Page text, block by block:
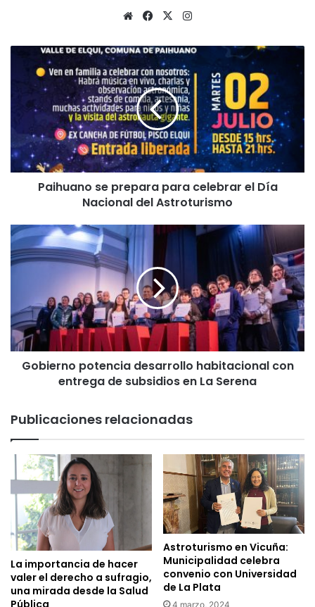
Sitio
Facebook
X
Paihuano
prepara
celebrar
Día
Nacional
del
Astroturismo
Paihuano se prepara para celebrar el Día
Nacional del Astroturismo
Gobierno
potencia
desarrollo
entrega
de
subsidios
en
Gobierno potencia desarrollo habitacional con
entrega de subsidios en La Serena
Publicaciones relacionadas
La importancia de hacer
valer el derecho a sufragio,
una mirada desde la Salud
Astroturismo en Vicuña:
Municipalidad celebra
convenio con Universidad
de La Plata
4 marzo, 2024